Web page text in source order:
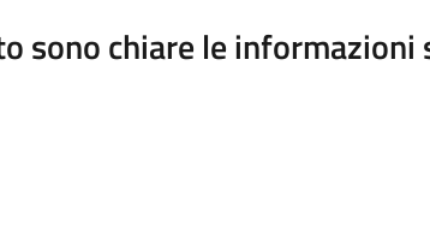
sono chiare le informazioni